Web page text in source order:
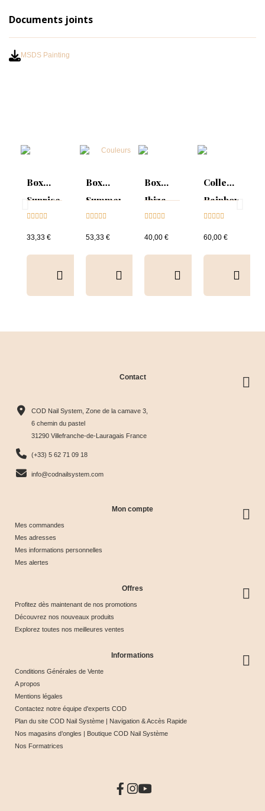
Documents joints
MSDS Painting
Box
Sunrise
Collection
& Tips

33,33 €
Box
Summer
Mood :
ON
Collection

53,33 €
Box
Ibiza
Collection
& Tips

40,00 €
Collection
Rainbow
Tips &
nuancier

60,00 €
Tips &
nuancier
 
& Tips
Glow &
Collection
Contact
COD Nail System, Zone de la camave 3,
6 chemin du pastel
31290 Villefranche-de-Lauragais France
(+33) 5 62 71 09 18
info@codnailsystem.com
Mon compte
Mes commandes
Mes adresses
Mes informations personnelles
Mes alertes
Offres
Profitez dès maintenant de nos promotions
Découvrez nos nouveaux produits
Explorez toutes nos meilleures ventes
Informations
Conditions Générales de Vente
A propos
Mentions légales
Contactez notre équipe d'experts COD
Plan du site COD Nail Système | Navigation & Accès Rapide
Nos magasins d’ongles | Boutique COD Nail Système
Nos Formatrices